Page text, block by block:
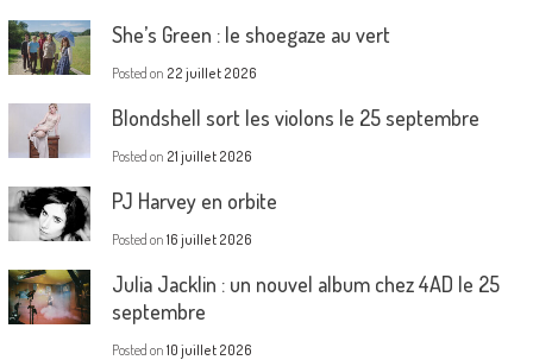
She’s Green : le shoegaze au vert
Posted on 22 juillet 2026
Blondshell sort les violons le 25 septembre
Posted on 21 juillet 2026
PJ Harvey en orbite
Posted on 16 juillet 2026
Julia Jacklin : un nouvel album chez 4AD le 25
septembre
Posted on 10 juillet 2026